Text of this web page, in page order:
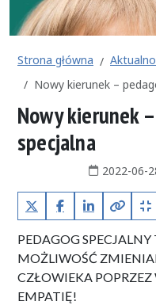
Strona główna
Nowy kierunek –
Nowy kierunek
specjalna
Data2022-06-
X (Twitter)FacebookLinkedInKopiuj
PEDAGOG
MOŻLIWOŚĆ
CZŁOWIEKA POPRZEZ
EMPATIĘ!